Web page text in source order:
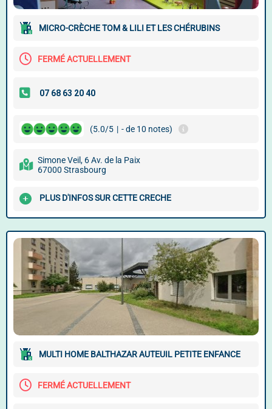
MICRO-CRÈCHE TOM & LILI ET LES CHÉRUBINS
FERMÉ ACTUELLEMENT
(5.0/5 | - de 10 notes)
Simone Veil, 6 Av. de la Paix
67000 Strasbourg
PLUS D'INFOS SUR CETTE CRECHE
MULTI HOME BALTHAZAR AUTEUIL PETITE ENFANCE
FERMÉ ACTUELLEMENT